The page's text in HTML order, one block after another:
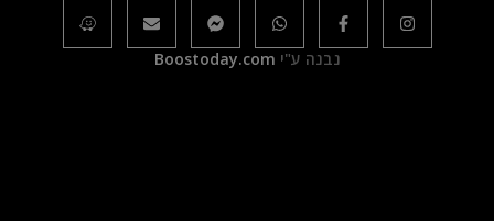
נבנה ע"י Boostoday.com